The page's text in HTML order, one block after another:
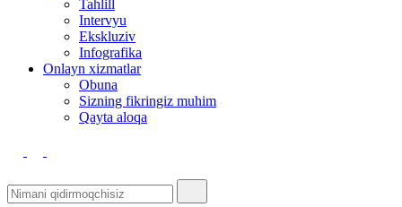
Tahlill
Intervyu
Ekskluziv
Infografika
Оnlayn xizmatlar
Obuna
Sizning fikringiz muhim
Qayta aloqa